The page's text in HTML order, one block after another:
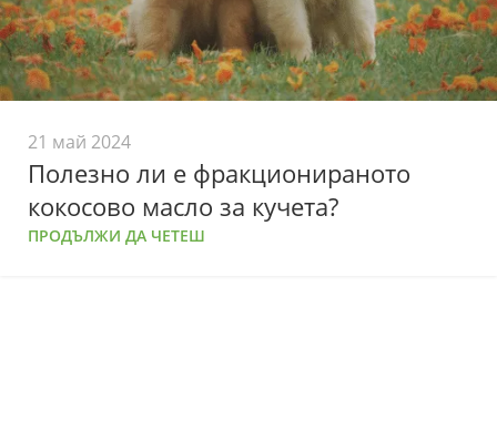
21 май 2024
Полезно ли е фракционираното
кокосово масло за кучета?
ПРОДЪЛЖИ ДА ЧЕТЕШ